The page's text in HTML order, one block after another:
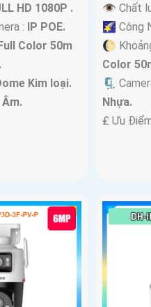
HD 1080P .
: IP POE.
Color 50m
Kim loại.
👁 Chất
🌠 Công
🌔
Color
🗜️
Nhựa.
️₤ Ưu